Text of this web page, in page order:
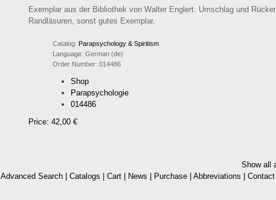
Exemplar aus der Bibliothek von Walter Englert. Umschlag und
Randläsuren, sonst gutes Exemplar.
Catalog: Parapsychology & Spiritism
Language: German (de)
Order Number: 014486
Shop
Parapsychologie
014486
Price: 42,00 €
Show all
Advanced Search Catalogs Cart News Purchase Abbreviations Contact